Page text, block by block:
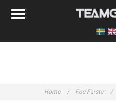
Home / Foc Farsta /